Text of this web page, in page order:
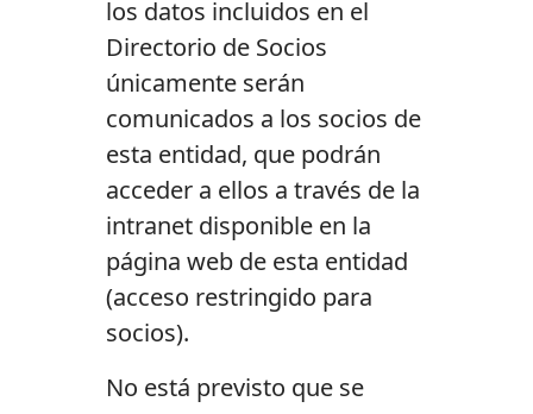
los datos incluidos en el
Directorio de Socios
únicamente serán
comunicados a los socios de
esta entidad, que podrán
acceder a ellos a través de la
intranet disponible en la
página web de esta entidad
(acceso restringido para
socios).
No está previsto que se